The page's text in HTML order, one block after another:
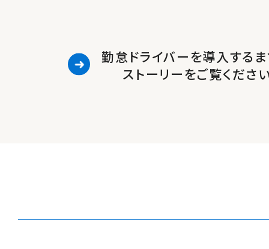
勤怠ドライバーを導入する
ストーリーをご覧くださ